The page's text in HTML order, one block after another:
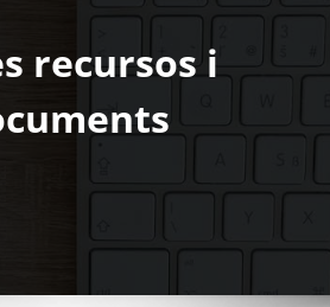
recursos i